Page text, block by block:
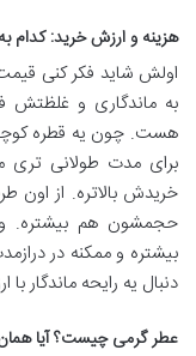
هزینه و ارزش خرید: کدام
اولش شاید فکر کنی
به ماندگاری و غلظتش
هست. چون یه قطره
برای مدت طولانی تری
خریدش بالاتره. از اون
حجمشون هم بیشتره.
بیشتره و ممکنه در
دنبال یه رایحه ماندگار
عطر گرمی چیست؟ آیا